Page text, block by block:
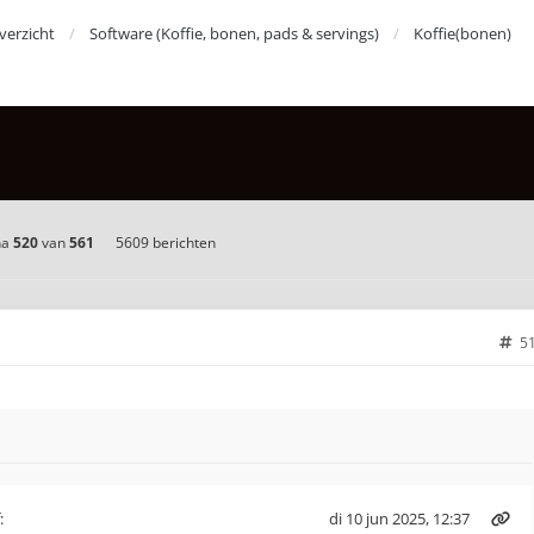
Software (Koffie, bonen, pads & servings) Koffie(bonen)
520van561 5609 berichten
di 10 jun 2025, 12:37